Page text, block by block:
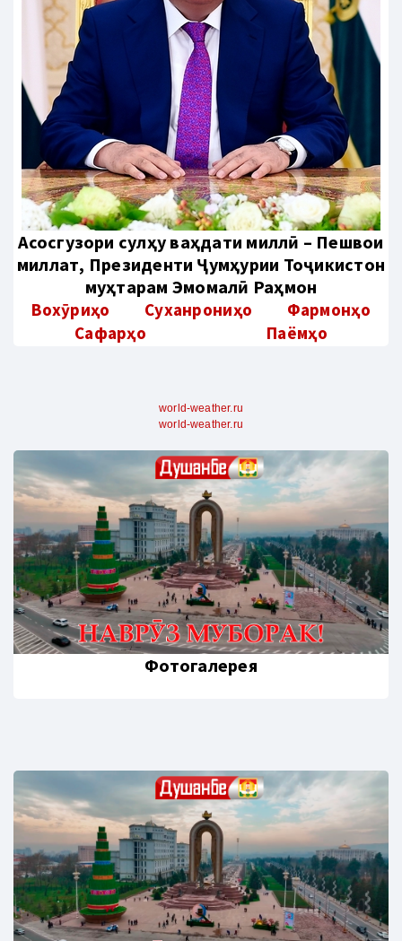
Aсосгузори сулҳу ваҳдати миллӣ – Пешвои
миллат, Президенти Ҷумҳурии Тоҷикистон
муҳтарам Эмомалӣ Раҳмон
Вохӯриҳо Суханрониҳо
Фармонҳо
Сафарҳо
Паёмҳо
world-weather.ru
world-weather.ru
Фотогалерея